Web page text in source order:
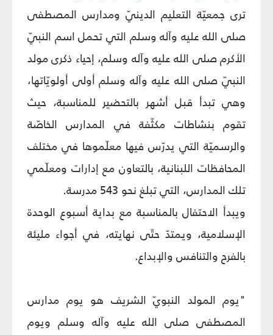
ترى جمعيّة التعليم الدينيّ ومدارس المصطفى
صلى الله عليه وآله وسلم التي تحمل اسم النبيّ
الأكرم صلى الله عليه وآله وسلم، إحياء ذكرى مولد
النبيّ صلى الله عليه وآله وسلم أولى أولويّاتها،
وهي تبدأ قبل أشهر بالتحضير للمناسبة، حيث
تقوم بنشاطات مكثّفة في المدارس الخاصّة
والرسميّة التي يدرّس فيها معلّموها في مختلف
المحافظات اللبنانية، بالتعاون مع إدارات ومعلّمي
تلك المدارس، التي تبلغ نحو 543 مدرسة.
ويبدأ الاحتفال بالمناسبة مع بداية أسبوع الوحدة
الإسلامية، ويمتدّ حتّى نهايته، في أجواء مليئة
بالفرح والتنافس والإبداع.
"يوم المولد النبويّ الشريف هو يوم مدارس
المصطفى صلى الله عليه وآله وسلم ويوم